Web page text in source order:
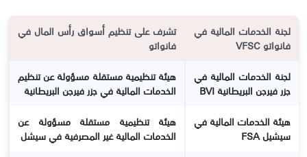
لجنة الخدمات المالية في
فانواتو VFSC
تشرف على تنظيم أسواق رأس المال في
فانواتو
لجنة الخدمات المالية في
جزر فيرجن البريطانية BVI
هيئة تنظيمية مستقلة مسؤولة عن تنظيم
الخدمات المالية في جزر فيرجن البريطانية
هيئة الخدمات المالية في
سيشيل FSA
هيئة تنظيمية مستقلة مسؤولة عن
الخدمات المالية غير المصرفية في سيشل